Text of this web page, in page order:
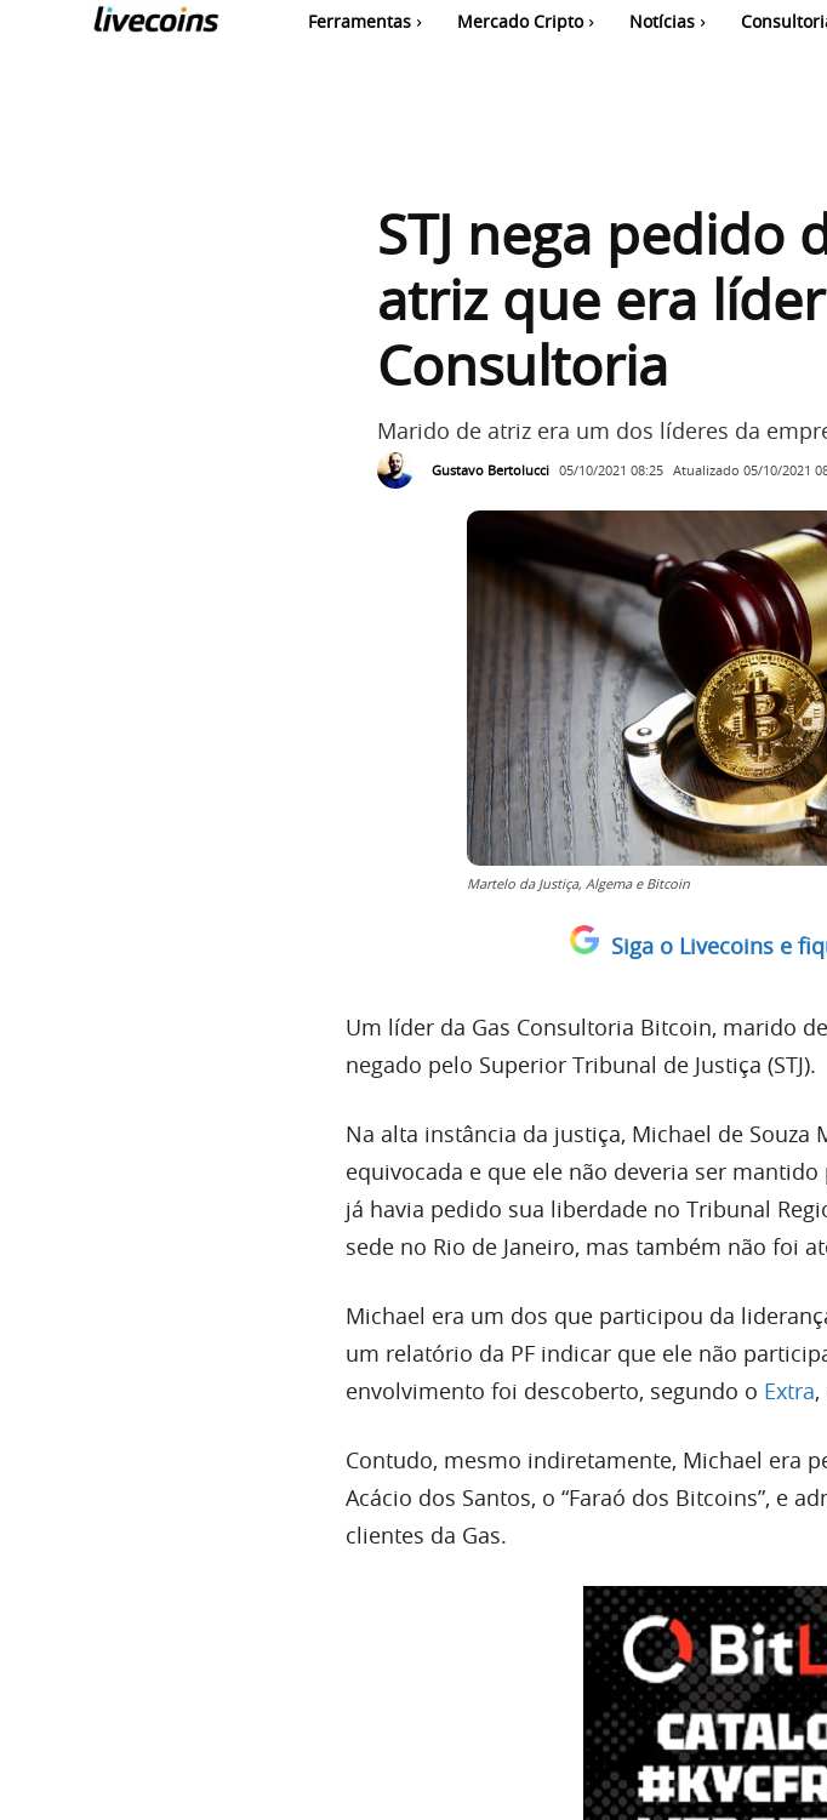
Ferramentas Mercado Cripto Notícias
STJ nega pedido
atriz que era
Consultoria
Marido de atriz era um dos líderes da
Gustavo Bertolucci 05/10/2021 08:25 Atualizado 05/10/2021
Martelo da Justiça, Algema e Bitcoin
Siga o Livecoins e
Um líder da Gas Consultoria Bitcoin, marido
negado pelo Superior Tribunal de Justiça (STJ).
Na alta instância da justiça, Michael de Souza
equivocada e que ele não deveria ser mantido
já havia pedido sua liberdade no Tribunal
sede no Rio de Janeiro, mas também não foi
Michael era um dos que participou da
um relatório da PF indicar que ele não
envolvimento foi descoberto, segundo o Extra
Contudo, mesmo indiretamente, Michael era
Acácio dos Santos, o “Faraó dos Bitcoins”, e
clientes da Gas.